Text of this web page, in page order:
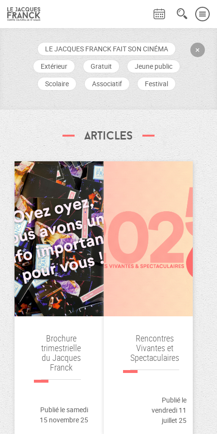
+
LE JACQUES FRANCK FAIT SON CINÉMA
Extérieur
Gratuit
Jeune public
Scolaire
Associatif Festival
Articles
Brochure
trimestrielle
du Jacques
Franck
oyez
ami·es
Publié le samedi
15 novembre 25
Rencontres
Vivantes et
Spectaculaires
Publié le
vendredi 11
juillet 25